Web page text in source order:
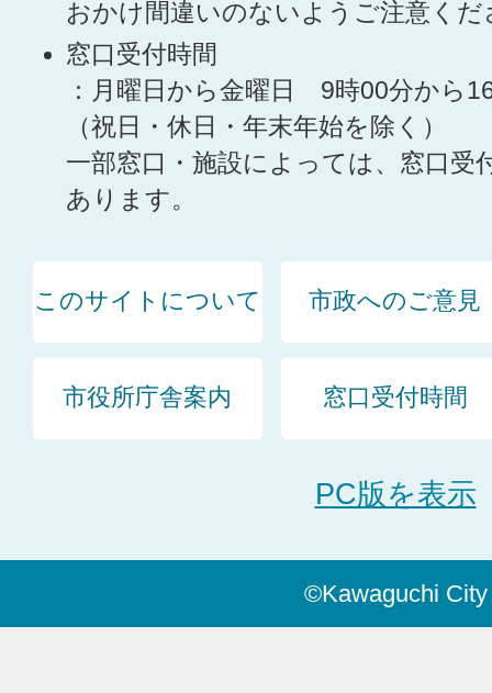
おかけ間違いのないようご注意くだ
窓口受付時間
：月曜日から金曜日 9時00分から
（祝日・休日・年末年始を除く）
一部窓口・施設によっては、窓口受
あります。
このサイトについて 市政へのご意見
市役所庁舎案内 窓口受付時間
PC版を表示
©Kawaguchi City